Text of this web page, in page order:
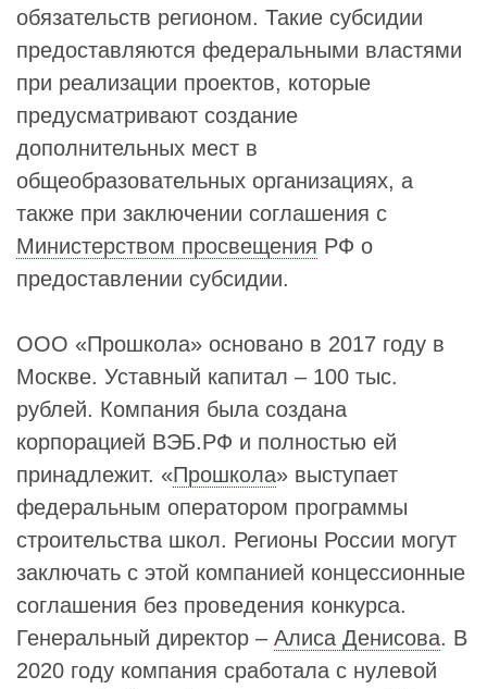
обязательств регионом. Такие субсидии
предоставляются федеральными властями
при реализации проектов, которые
предусматривают создание
дополнительных мест в
общеобразовательных организациях, а
также при заключении соглашения с
Министерством просвещения РФ о
предоставлении субсидии.
ООО «Прошкола» основано в 2017 году в
Москве. Уставный капитал – 100 тыс.
рублей. Компания была создана
корпорацией ВЭБ.РФ и полностью ей
принадлежит. «Прошкола» выступает
федеральным оператором программы
строительства школ. Регионы России могут
заключать с этой компанией концессионные
соглашения без проведения конкурса.
Генеральный директор – Алиса Денисова. В
2020 году компания сработала с нулевой